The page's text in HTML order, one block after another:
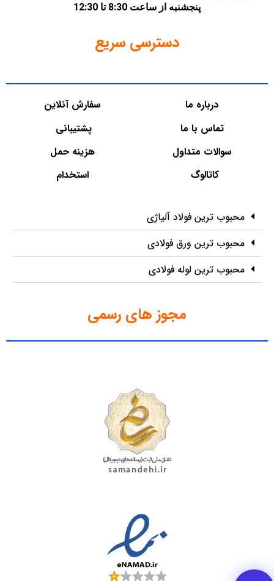
پنجشنبه از ساعت 8:30 تا 12:30
دسترسی سریع
درباره ما
تماس با ما
سوالات متداول
کاتالوگ
سفارش آنلاین
پشتیبانی
هزینه حمل
استخدام
محبوب ترین فولاد آلیاژی
محبوب ترین ورق فولادی
محبوب ترین لوله فولادی
مجوز های رسمی